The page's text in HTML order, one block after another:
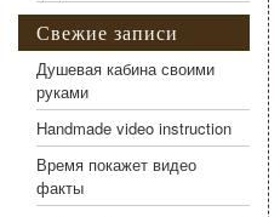
Свежие записи
Душевая кабина своими
руками
Handmade video instruction
Время покажет видео
факты